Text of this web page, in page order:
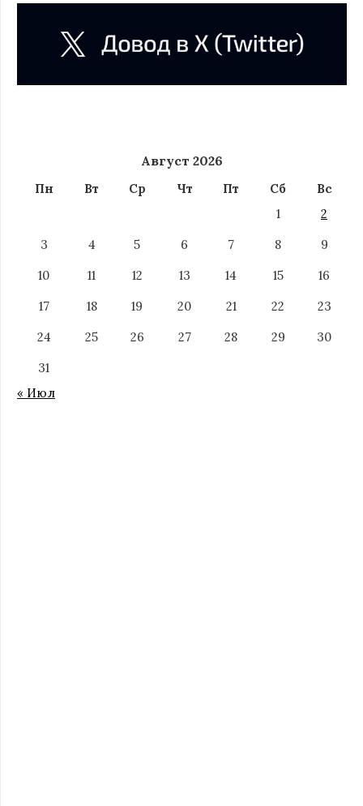
Август 2026
Пн Вт Ср Чт Пт Сб
Вс
1
2
3
4 5 6 7 8
9
10
11 12 13 14 15
16
17
18 19 20 21 22
23
24
25 26 27 28 29
30
31
« Июл